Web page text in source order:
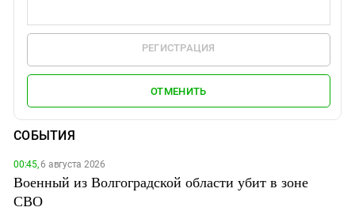
РЕГИСТРАЦИЯ
ОТМЕНИТЬ
СОБЫТИЯ
00:45,6 августа 2026
Военный из Волгоградской области убит в зоне
СВО